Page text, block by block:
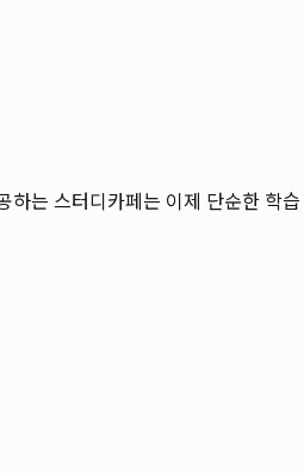
는 스터디카페는 이제 단순한 학